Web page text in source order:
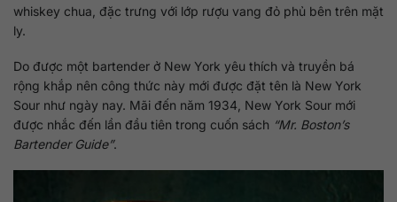
whiskey chua, đặc trưng với lớp rượu vang đỏ phủ bên trên mặt
ly.
Do được một bartender ở New York yêu thích và truyền bá
rộng khắp nên công thức này mới được đặt tên là New York
Sour như ngày nay. Mãi đến năm 1934, New York Sour mới
được nhắc đến lần đầu tiên trong cuốn sách “Mr. Boston’s
Bartender Guide”.